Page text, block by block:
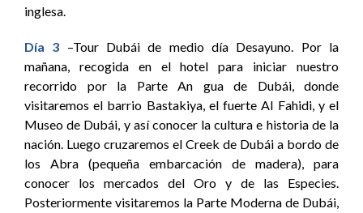
inglesa.
Día 3 –Tour Dubái de medio día Desayuno. Por la
mañana, recogida en el hotel para iniciar nuestro
recorrido por la Parte An gua de Dubái, donde
visitaremos el barrio Bastakiya, el fuerte Al Fahidi, y el
Museo de Dubái, y así conocer la cultura e historia de la
nación. Luego cruzaremos el Creek de Dubái a bordo de
los Abra (pequeña embarcación de madera), para
conocer los mercados del Oro y de las Especies.
Posteriormente visitaremos la Parte Moderna de Dubái,